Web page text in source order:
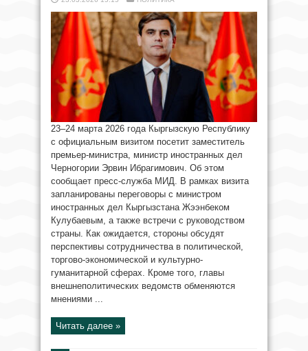
23–24 марта 2026 года Кыргызскую Республику
с официальным визитом посетит заместитель
премьер-министра, министр иностранных дел
Черногории Эрвин Ибрагимович. Об этом
сообщает пресс-служба МИД. В рамках визита
запланированы переговоры с министром
иностранных дел Кыргызстана Жээнбеком
Кулубаевым, а также встречи с руководством
страны. Как ожидается, стороны обсудят
перспективы сотрудничества в политической,
торгово-экономической и культурно-
гуманитарной сферах. Кроме того, главы
внешнеполитических ведомств обменяются
мнениями ...
Читать далее »